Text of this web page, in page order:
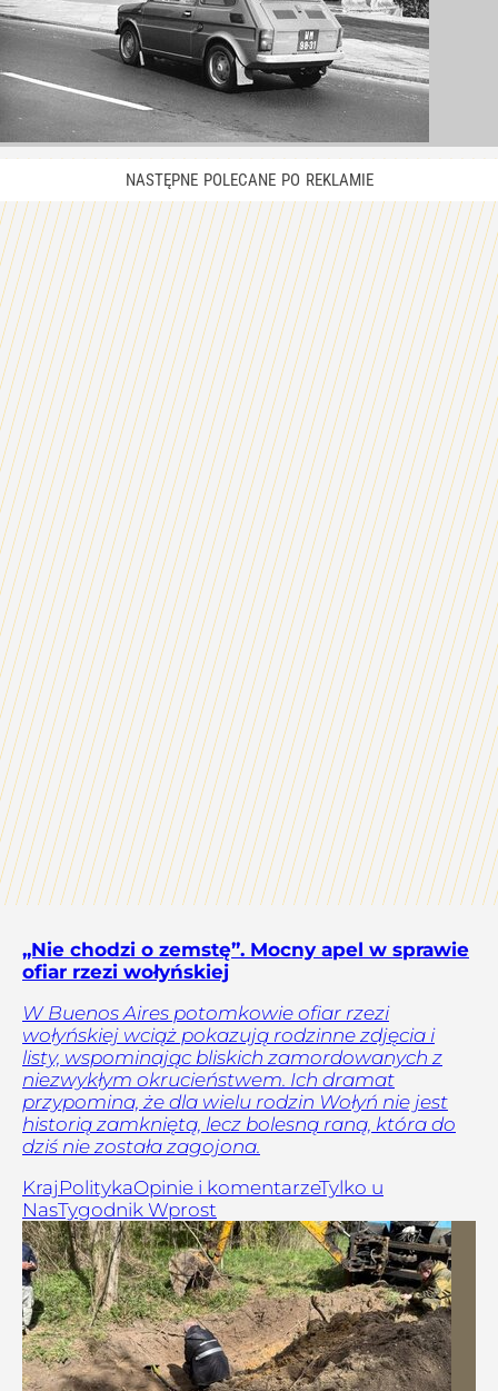
„Nie chodzi o zemstę”. Mocny apel w sprawie
ofiar rzezi wołyńskiej
W Buenos Aires potomkowie ofiar rzezi
wołyńskiej wciąż pokazują rodzinne zdjęcia i
listy, wspominając bliskich zamordowanych z
niezwykłym okrucieństwem. Ich dramat
przypomina, że dla wielu rodzin Wołyń nie jest
historią zamkniętą, lecz bolesną raną, która do
dziś nie została zagojona.
Kraj PolitykaOpinie i komentarzeTylko u
NasTygodnik Wprost